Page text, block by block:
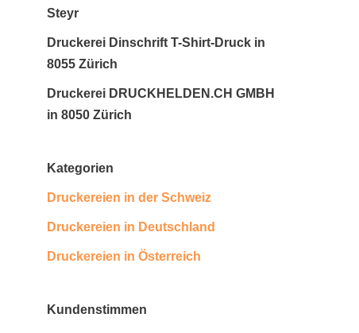
Steyr
Druckerei Dinschrift T-Shirt-Druck in
8055 Zürich
Druckerei DRUCKHELDEN.CH GMBH
in 8050 Zürich
Kategorien
Druckereien in der Schweiz
Druckereien in Deutschland
Druckereien in Österreich
Kundenstimmen